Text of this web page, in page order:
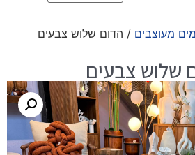
מעוצבים / הדום שלוש צבעים
שלוש צבעים